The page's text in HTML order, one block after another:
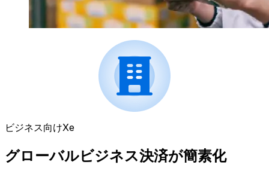
ビジネス向けXe
グローバルビジネス決済が簡素化